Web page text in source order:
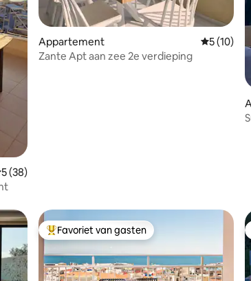
beoordeling van 5 uit 5, 38 recensies
5 (38)
Appartement
5 (10)
Zante Apt aan zee 2e verdieping
Topfavoriet van gasten
Favoriet van gasten